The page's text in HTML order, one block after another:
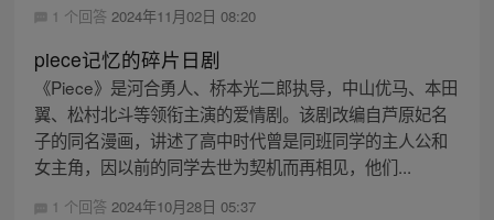
1 个回答 2024年11月02日 08:20
piece记忆的碎片日剧
《Piece》是河合勇人、桥本光二郎执导，中山优马、本田
翼、松村北斗等领衔主演的爱情剧。该剧改编自芦原妃名
子的同名漫画，讲述了高中时代曾是同班同学的主人公和
女主角，因以前的同学去世为契机而再相见，他们...
1 个回答 2024年10月28日 05:37